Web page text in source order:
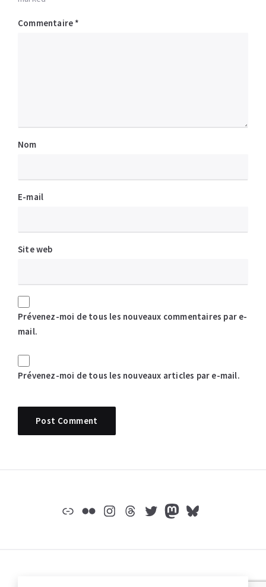
Commentaire *
Nom
E-mail
Site web
Prévenez-moi de tous les nouveaux commentaires par e-
mail.
Prévenez-moi de tous les nouveaux articles par e-mail.
LienFlickrInstagram
Threads
Twitter
Mastodon
Bluesky